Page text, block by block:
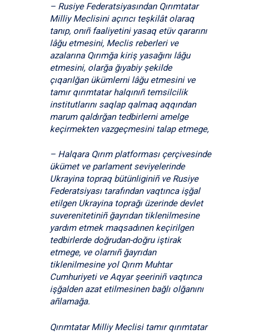
– Rusiye Federatsiyasından Qırımtatar
Milliy Meclisini açırıcı teşkilât olaraq
tanıp, onıñ faaliyetini yasaq etüv qararını
lâğu etmesini, Meclis reberleri ve
azalarına Qırımğa kiriş yasağını lâğu
etmesini, olarğa ğıyabiy şekilde
çıqarılğan ükümlerni lâğu etmesini ve
tamır qırımtatar halqınıñ temsilcilik
institutlarını saqlap qalmaq aqqından
marum qaldırğan tedbirlerni amelge
keçirmekten vazgeçmesini talap etmege,
– Halqara Qırım platforması çerçivesinde
ükümet ve parlament seviyelerinde
Ukrayina topraq bütünliginiñ ve Rusiye
Federatsiyası tarafından vaqtınca işğal
etilgen Ukrayina toprağı üzerinde devlet
suverenitetiniñ ğayrıdan tiklenilmesine
yardım etmek maqsadınen keçirilgen
tedbirlerde doğrudan-doğru iştirak
etmege, ve olarnıñ ğayrıdan
tiklenilmesine yol Qırım Muhtar
Cumhuriyeti ve Aqyar şeeriniñ vaqtınca
işğalden azat etilmesinen bağlı olğanını
añlamağa.
Qırımtatar Milliy Meclisi tamır qırımtatar